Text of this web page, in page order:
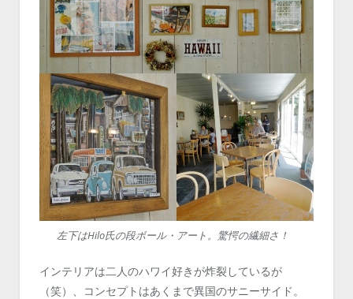
左下はHilo氏の段ボール・アート。驚愕の繊細さ！
インテリアは二人のハワイ好きが炸裂しているが
（笑）、コンセプトはあくまで異国のサニーサイド。